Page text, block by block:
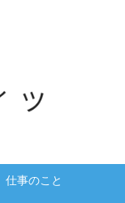
仕事のこと